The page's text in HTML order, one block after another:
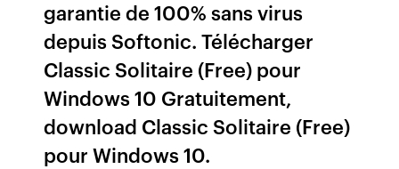
garantie de 100% sans virus
depuis Softonic. Télécharger
Classic Solitaire (Free) pour
Windows 10 Gratuitement,
download Classic Solitaire (Free)
pour Windows 10.